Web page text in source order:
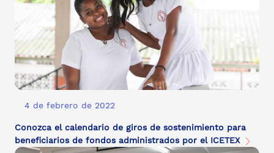
4 de febrero de 2022
Conozca el calendario de giros de sostenimiento para
beneficiarios de fondos administrados por el ICETEX